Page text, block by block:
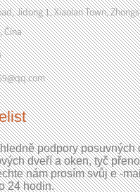
Jidong 1, Xiaolan Town,
Čína
podpory posuvných
dveří a oken, tyč
nám prosím svůj e -
24 hodin.